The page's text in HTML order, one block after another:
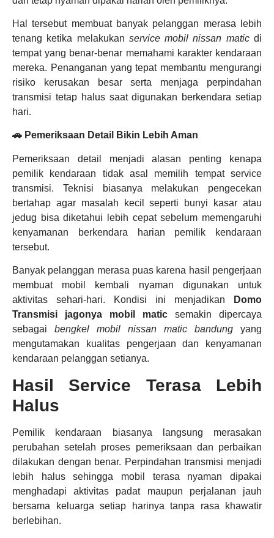
Hal tersebut membuat banyak pelanggan merasa lebih
tenang ketika melakukan service mobil nissan maticdi
tempat yang benar-benar memahami karakter kendaraan
mereka. Penanganan yang tepat membantu mengurangi
risiko kerusakan besar serta menjaga perpindahan
transmisi tetap halus saat digunakan berkendara setiap
hari.
🚗 Pemeriksaan Detail Bikin Lebih Aman
Pemeriksaan detail menjadi alasan penting kenapa
pemilik kendaraan tidak asal memilih tempat service
transmisi. Teknisi biasanya melakukan pengecekan
bertahap agar masalah kecil seperti bunyi kasar atau
jedug bisa diketahui lebih cepat sebelum memengaruhi
kenyamanan berkendara harian pemilik kendaraan
tersebut.
Banyak pelanggan merasa puas karena hasil pengerjaan
membuat mobil kembali nyaman digunakan untuk
aktivitas sehari-hari. Kondisi ini menjadikan
Domo
Transmisi
jagonya mobil matic semakin dipercaya
sebagai bengkel mobil nissan matic bandung yang
mengutamakan kualitas pengerjaan dan kenyamanan
kendaraan pelanggan setianya.
Hasil Service Terasa Lebih
Halus
Pemilik kendaraan biasanya langsung merasakan
perubahan setelah proses pemeriksaan dan perbaikan
dilakukan dengan benar. Perpindahan transmisi menjadi
lebih halus sehingga mobil terasa nyaman dipakai
menghadapi aktivitas padat maupun perjalanan jauh
bersama keluarga setiap harinya tanpa rasa khawatir
berlebihan.